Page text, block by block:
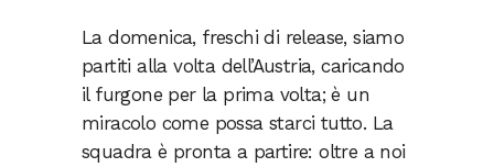
La domenica, freschi di release, siamo
partiti alla volta dell’Austria, caricando
il furgone per la prima volta; è un
miracolo come possa starci tutto. La
squadra è pronta a partire: oltre a noi